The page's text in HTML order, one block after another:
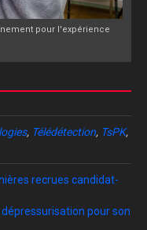
pour l'expérience
, Télédétection, TsPK,
recrues candidat-
pour son